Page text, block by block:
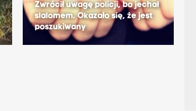
Zwrócił uwagę policji, bo jechał
slalomem. Okazało się, że jest
poszukiwany